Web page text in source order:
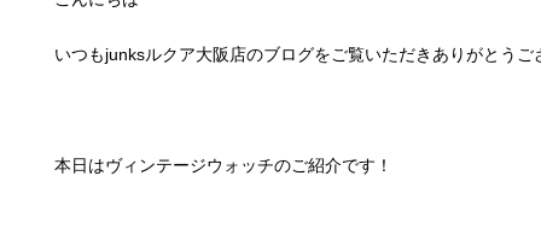
いつもjunksルクア大阪店のブログをご覧いただきありがとうご
本日はヴィンテージウォッチのご紹介です！